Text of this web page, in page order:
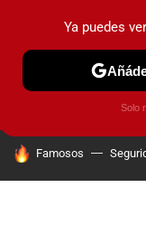
PRUEBAS
HOY SE HABLA DE
Famosos
Ya puedes
Solo